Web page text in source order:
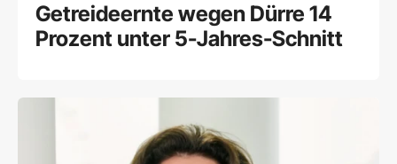
Getreideernte wegen Dürre 14
Prozent unter 5-Jahres-Schnitt